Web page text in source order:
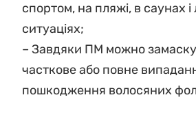
спортом, на пляжі, в саунах
ситуаціях;
– Завдяки ПМ можно
часткове або повне
пошкодження волосяних